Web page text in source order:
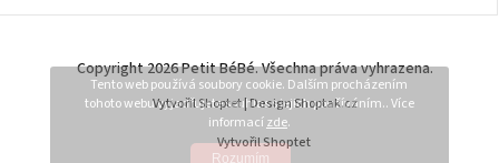
Tento web používá soubory cookie. Dalším procházením
tohoto webu vyjadřujete souhlas s jejich používáním.. Více
informacízde.
Rozumím
Vytvořil Shoptet
Copyright 2026Petit BéBé. Všechna práva vyhrazena.
VytvořilShoptet| DesignShoptak.cz